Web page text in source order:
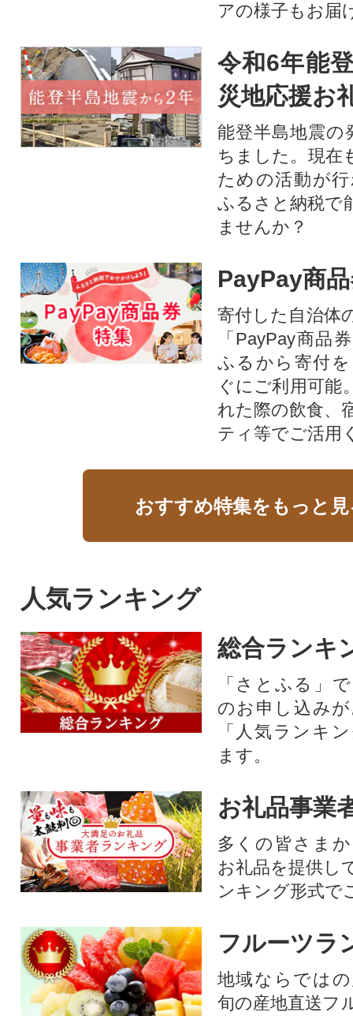
アの様子もお届
令和6年能
災地応援お
能登半島地震の
ちました。現在
ための活動が
ふるさと納税で
ませんか？
PayPay商
寄付した自治体
「PayPay商品
ふるから寄付
ぐにご利用可能
れた際の飲食、
ティ等でご活用
おすすめ特集をもっと
人気ランキング
総合ランキ
「さとふる」
のお申し込み
「人気ランキ
ます。
お礼品事業
多くの皆さま
お礼品を提供し
ンキング形式で
フルーツラ
地域ならでは
旬の産地直送フ